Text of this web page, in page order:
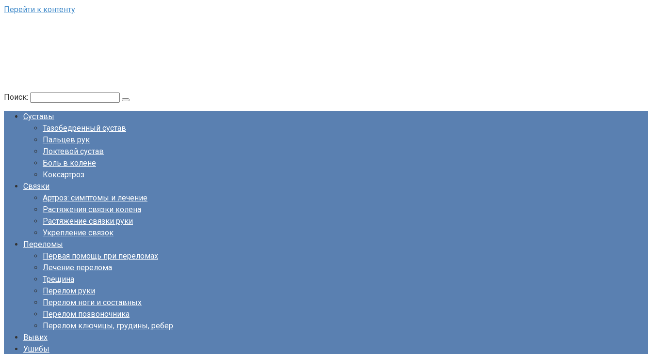
Перейти к контенту
Поиск:
Суставы
Тазобедренный сустав
Пальцев рук
Локтевой сустав
Боль в колене
Коксартроз
Связки
Артроз: симптомы и лечение
Растяжения связки колена
Растяжение связки руки
Укрепление связок
Переломы
Первая помощь при переломах
Лечение перелома
Трещина
Перелом руки
Перелом ноги и составных
Перелом позвоночника
Перелом ключицы, грудины, ребер
Вывих
Ушибы